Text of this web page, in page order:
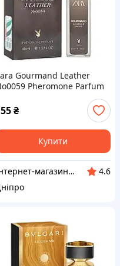
Gourmand Leather
Pheromone Parfum
₴
Купити
Інтернет-магазин "Klever"
4.6